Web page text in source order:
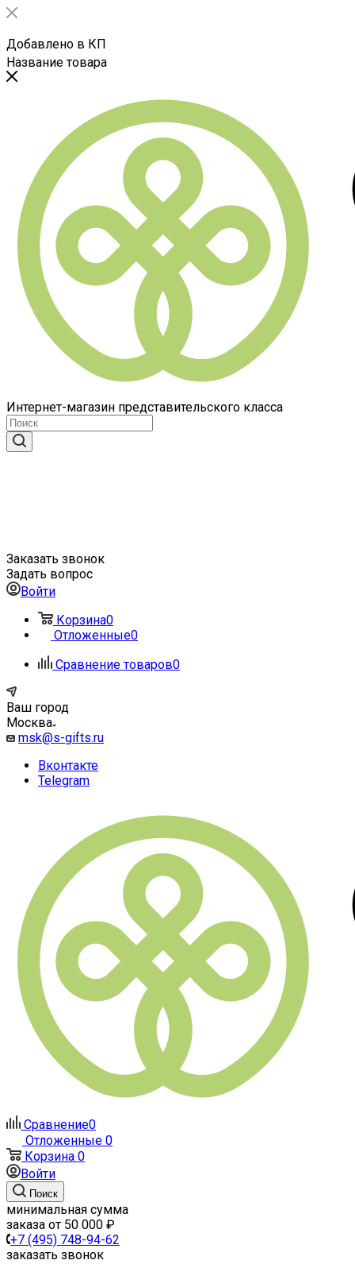
Добавлено в КП
Название товара
Интернет-магазин представительского класса
Заказать звонок
Задать вопрос
Войти
Корзина0
Отложенные0
Сравнение товаров0
Ваш город
Москва
msk@s-gifts.ru
Вконтакте
Telegram
Сравнение0
Отложенные 0
Корзина 0
Войти
Поиск
минимальная сумма
заказа от 50 000 ₽
+7 (495) 748-94-62
заказать звонок